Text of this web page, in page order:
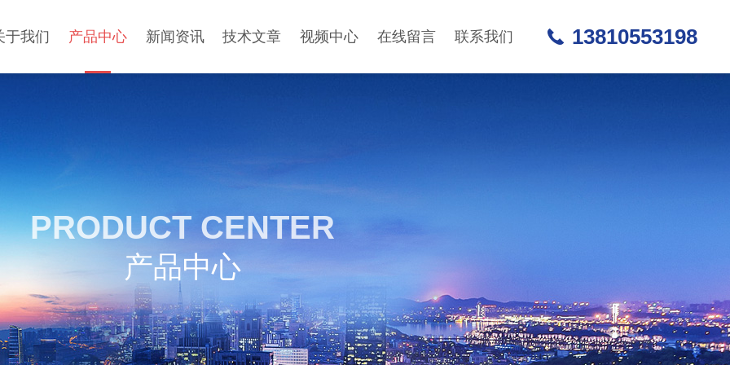
于我们 产品中心 新闻资讯 技术文章 视频中心 在线留言 联系我们 13810553198
PRODUCT CENTER
产品中心